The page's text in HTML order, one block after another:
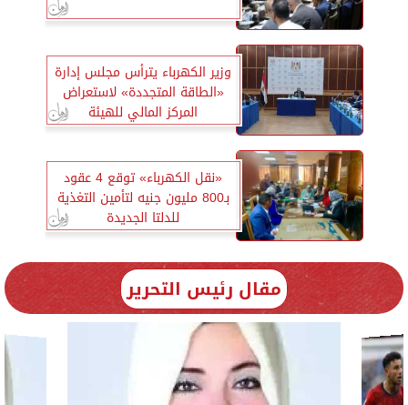
وزير الكهرباء يترأس مجلس إدارة
«الطاقة المتجددة» لاستعراض
المركز المالي للهيئة
«نقل الكهرباء» توقع 4 عقود
بـ800 مليون جنيه لتأمين التغذية
للدلتا الجديدة
مقال رئيس التحرير